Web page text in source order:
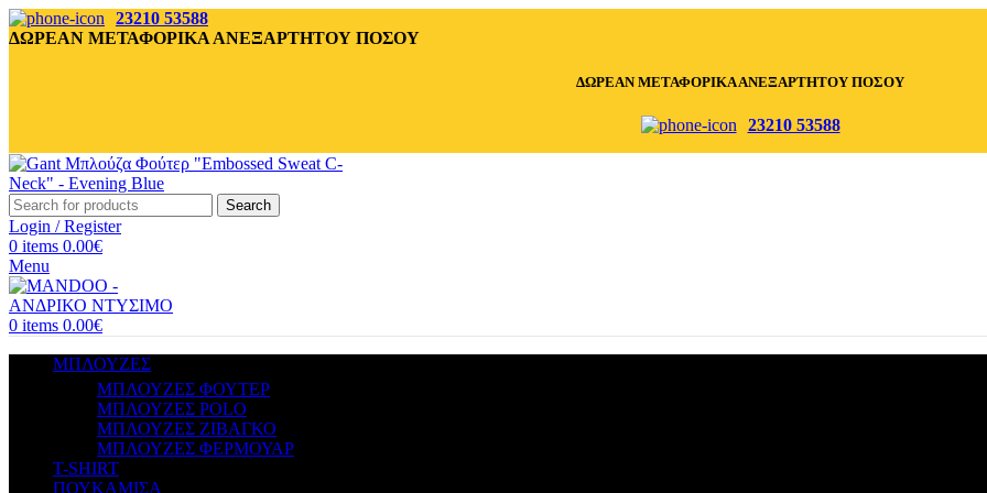
23210 53588
ΔΩΡΕΑΝ ΜΕΤΑΦΟΡΙΚΑ ΑΝΕΞΑΡΤΗΤΟΥ ΠΟΣΟΥ
ΔΩΡΕΑΝ ΜΕΤΑΦΟΡΙΚΑ ΑΝΕΞΑΡΤΗΤΟΥ ΠΟΣΟΥ
23210 53588
Search
Login / Register
0 items 0.00€
Menu
0 items 0.00€
ΜΠΛΟΥΖΕΣ
ΜΠΛΟΥΖΕΣ ΦΟΥΤΕΡ
ΜΠΛΟΥΖΕΣ POLO
ΜΠΛΟΥΖΕΣ ΖΙΒΑΓΚΟ
ΜΠΛΟΥΖΕΣ ΦΕΡΜΟΥΑΡ
T-SHIRT
ΠΟΥΚΑΜΙΣΑ